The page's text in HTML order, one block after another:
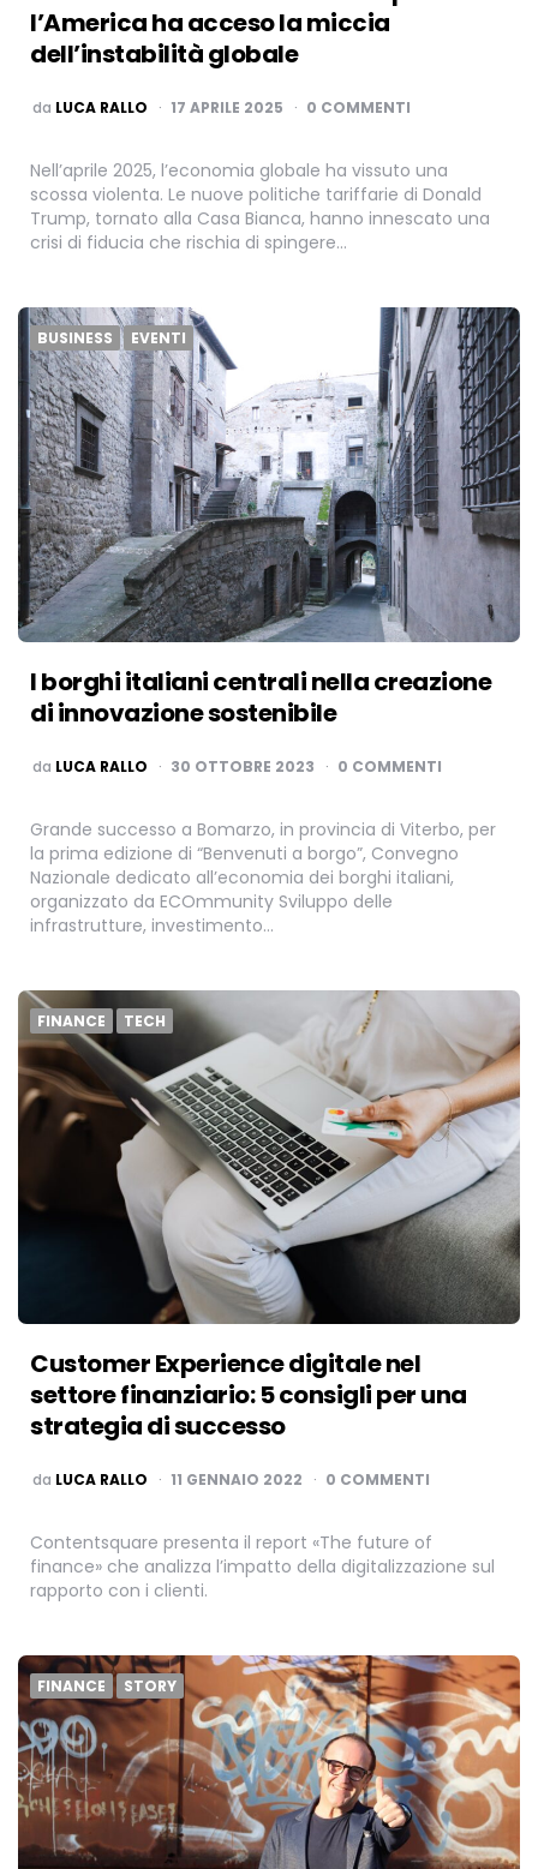
l’America ha acceso la miccia
dell’instabilità globale
PUBBLICATO
da LUCA RALLO 17 APRILE 2025 0 COMMENTI
Nell’aprile 2025, l’economia globale ha vissuto una
scossa violenta. Le nuove politiche tariffarie di Donald
Trump, tornato alla Casa Bianca, hanno innescato una
crisi di fiducia che rischia di spingere…
BUSINESS EVENTI
I borghi italiani centrali nella creazione
di innovazione sostenibile
PUBBLICATO
da LUCA RALLO 30 OTTOBRE 2023 0 COMMENTI
Grande successo a Bomarzo, in provincia di Viterbo, per
la prima edizione di “Benvenuti a borgo”, Convegno
Nazionale dedicato all’economia dei borghi italiani,
organizzato da ECOmmunity Sviluppo delle
infrastrutture, investimento…
FINANCE TECH
Customer Experience digitale nel
settore finanziario: 5 consigli per una
strategia di successo
PUBBLICATO
da LUCA RALLO 11 GENNAIO 2022 0 COMMENTI
Contentsquare presenta il report «The future of
finance» che analizza l’impatto della digitalizzazione sul
rapporto con i clienti.
FINANCE STORY